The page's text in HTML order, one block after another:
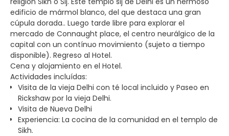
edificio de mármol blanco, del que destaca una gran
cúpula dorada.. Luego tarde libre para explorar el
mercado de Connaught place, el centro neurálgico de la
capital con un contínuo movimiento (sujeto a tiempo
disponible). Regreso al Hotel.
Cena y alojamiento en el Hotel.
Actividades incluídas:
Visita de la vieja Delhi con té local incluido y Paseo en
Rickshaw por la vieja Delhi.
Visita de Nueva Delhi
Experiencia: La cocina de la comunidad en el templo de
Sikh.